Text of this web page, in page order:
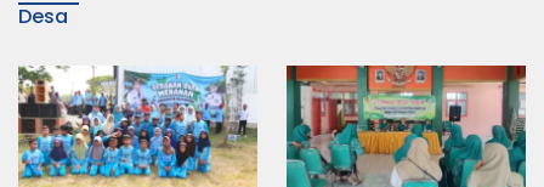
Desa